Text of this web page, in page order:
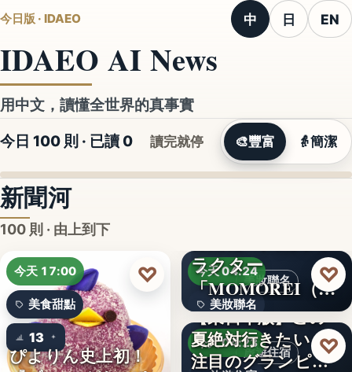
今日版 · IDAEO 中 日 EN
IDAEO AI News
用中文，讀懂全世界的真事實
今日 100 則 · 已讀 0 讀完就停 🎨豐富 👵簡潔
新聞河
100 則 · 由上到下
今天 17:00
美食甜點
13
ぴよりん史上初！
♡ 美妝聯名
今天 04:24
美妝聯名
文字
ラクター
「MOMOREI（モ
モレイ）」が…
♡
旅遊住宿
今天 04:23
【東日本版】この
夏絶対行きたい！
注目のグランピン
♡